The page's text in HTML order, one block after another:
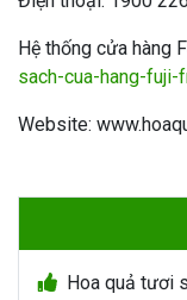
Hệ thống cửa hàng
sach-cua-hang-fuji-
Website:
Hoa quả tươi